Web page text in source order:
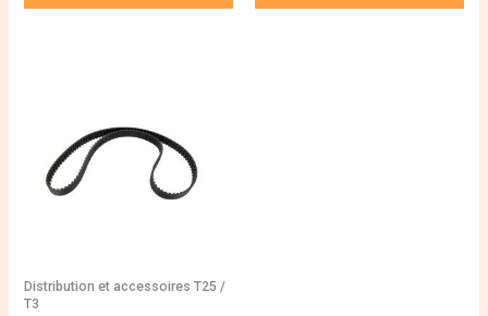
Distribution et accessoires T25 /
T3